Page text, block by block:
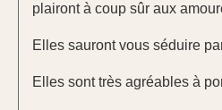
plairont à coup sûr aux
Elles sauront vous séduire
Elles sont très agréables à